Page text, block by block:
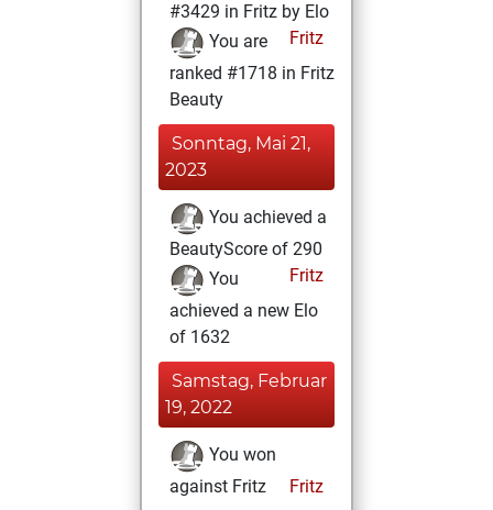
#3429 in Fritz by Elo
Fritz
You are
ranked #1718 in Fritz
Beauty
Sonntag, Mai 21,
2023
You achieved a
BeautyScore of 290
Fritz
You
achieved a new Elo
of 1632
Samstag, Februar
19, 2022
You won
against Fritz
Fritz